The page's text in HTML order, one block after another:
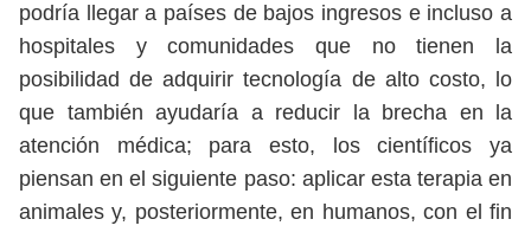
podría llegar a países de bajos ingresos e incluso a
hospitales y comunidades que no tienen la
posibilidad de adquirir tecnología de alto costo, lo
que también ayudaría a reducir la brecha en la
atención médica; para esto, los científicos ya
piensan en el siguiente paso: aplicar esta terapia en
animales y, posteriormente, en humanos, con el fin